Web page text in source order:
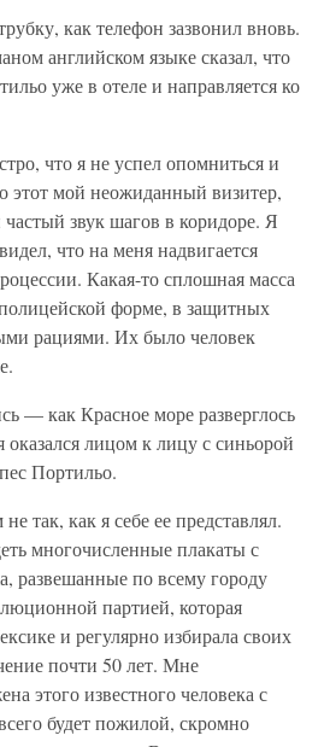
как телефон зазвонил вновь.
английском языке сказал, что
уже в отеле и направляется ко
что я не успел опомниться и
этот мой неожиданный визитер,
звук шагов в коридоре. Я
что на меня надвигается
Какая-то сплошная масса
форме, в защитных
рациями. Их было человек
— как Красное море разверглось
лицом к лицу с синьорой
Портильо.
так, как я себе ее представлял.
многочисленные плакаты с
развешанные по всему городу
партией, которая
и регулярно избирала своих
почти 50 лет. Мне
этого известного человека с
будет пожилой, скромно